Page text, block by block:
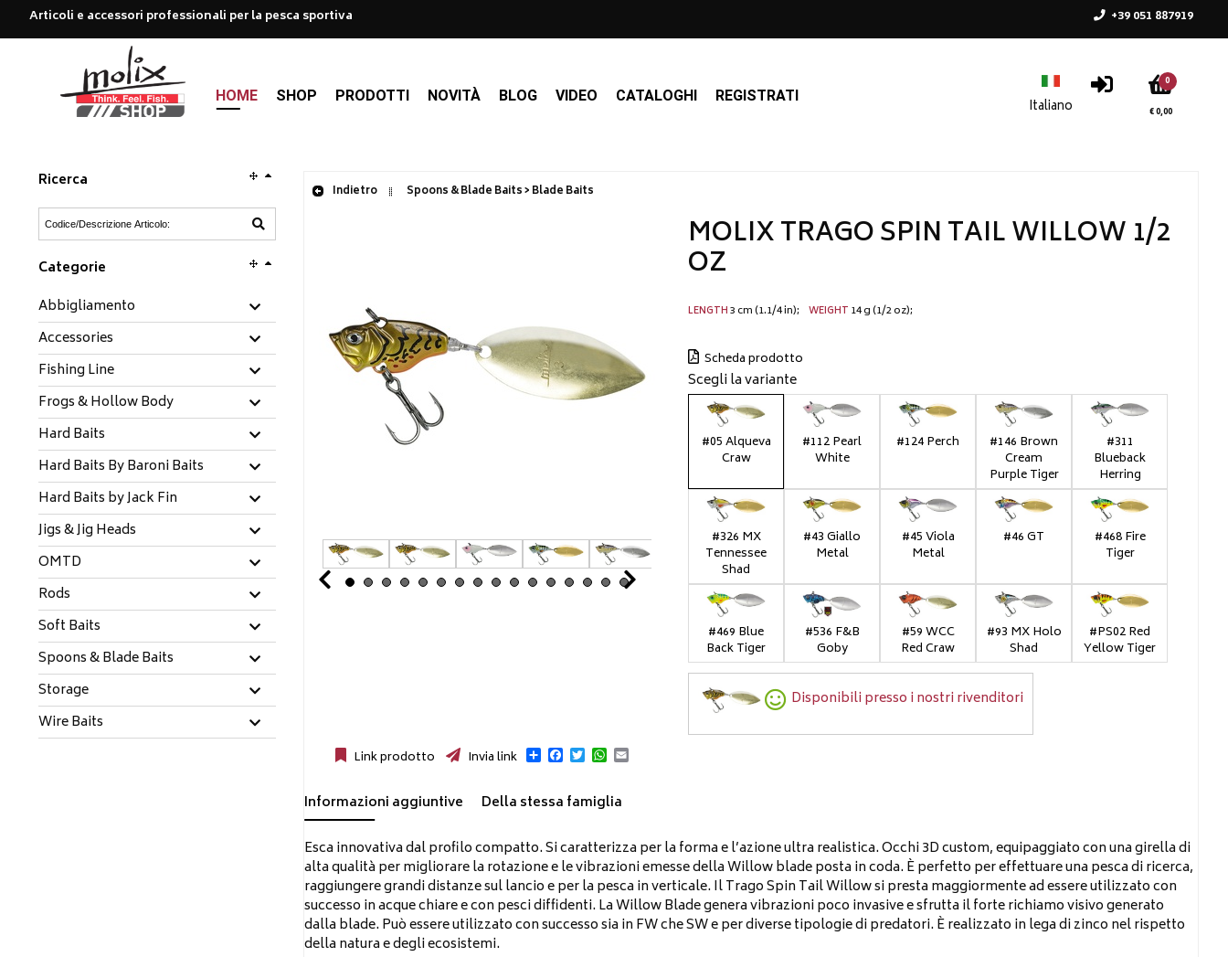
Articoli e accessori professionali per la pesca sportiva +39 051 887919
0
€ 0,00
HOME SHOP PRODOTTI NOVITÀ BLOG VIDEO CATALOGHI REGISTRATI
Ricerca
Categorie
Abbigliamento
Accessories
Fishing Line
Frogs & Hollow Body
Hard Baits
Hard Baits By Baroni Baits
Hard Baits by Jack Fin
Jigs & Jig Heads
OMTD
Rods
Soft Baits
Spoons & Blade Baits
Storage
Wire Baits
Indietro Spoons & Blade Baits > Blade Baits
Prev Next
MOLIX TRAGO SPIN TAIL WILLOW 1/2
OZ
LENGTH3 cm (1.1/4 in) WEIGHT 14 g (1/2 oz)
Scheda prodotto
Scegli la variante
#05 Alqueva
Craw
#112 Pearl
White
#124 Perch
#146 Brown
Cream
Purple Tiger
#311
Blueback
Herring
#326 MX
Tennessee
Shad
#43 Giallo
Metal
#45 Viola
Metal
#46 GT
#468 Fire
Tiger
#469 Blue
Back Tiger
#536 F&B
Goby
#59 WCC
Red Craw
#93 MX Holo
Shad
#PS02 Red
Yellow Tiger
Disponibili presso i nostri rivenditori
Link prodotto Invia link Condividi
Facebook
TwitterWhatsApp
Email
Informazioni aggiuntive
Della stessa famiglia
Esca innovativa dal profilo compatto. Si caratterizza per la forma e l’azione ultra realistica. Occhi 3D custom, equipaggiato con una girella di
alta qualità per migliorare la rotazione e le vibrazioni emesse della Willow blade posta in coda. È perfetto per effettuare una pesca di ricerca,
raggiungere grandi distanze sul lancio e per la pesca in verticale. Il Trago Spin Tail Willow si presta maggiormente ad essere utilizzato con
successo in acque chiare e con pesci diffidenti. La Willow Blade genera vibrazioni poco invasive e sfrutta il forte richiamo visivo generato
dalla blade. Può essere utilizzato con successo sia in FW che SW e per diverse tipologie di predatori. È realizzato in lega di zinco nel rispetto
della natura e degli ecosistemi.